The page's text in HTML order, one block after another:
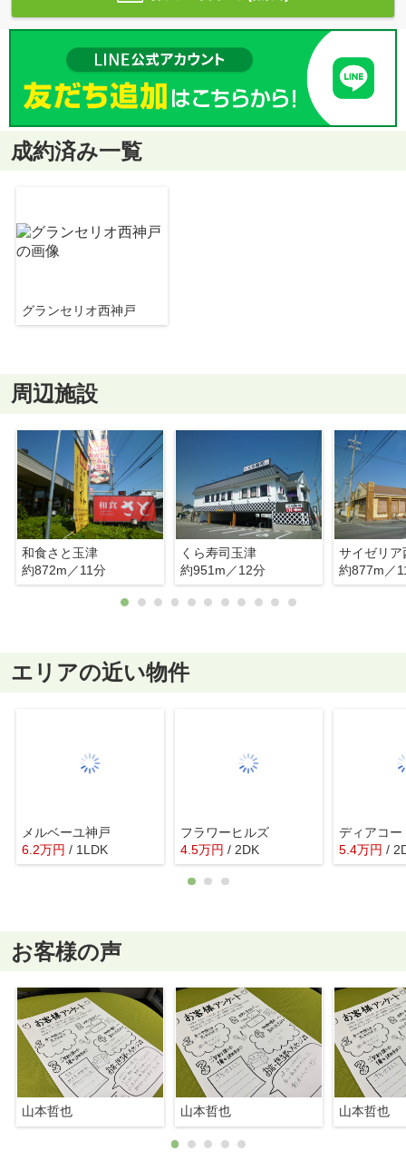
成約済み一覧
グランセリオ西神戸
周辺施設
和食さと玉津
約872m／11分
くら寿司玉津
約951m／12分
サイゼリア
約877m／
エリアの近い物件
メルベーユ神戸
6.2万円 / 1LDK
フラワーヒルズ
4.5万円 / 2DK
ディアコー
5.4万円 /
お客様の声
山本哲也 山本哲也 山本哲也